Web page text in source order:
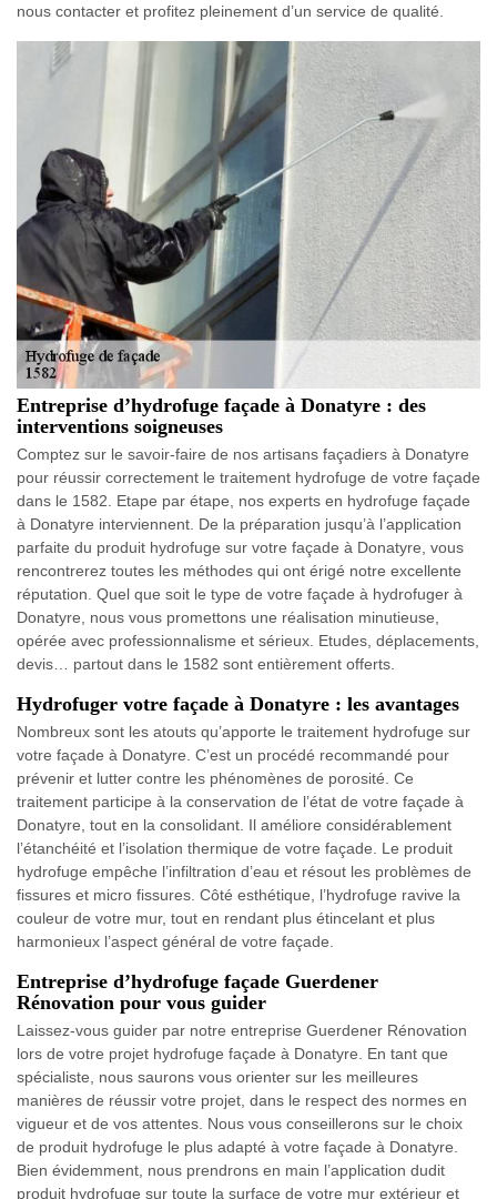
nous contacter et profitez pleinement d’un service de qualité.
Entreprise d’hydrofuge façade à Donatyre : des
interventions soigneuses
Comptez sur le savoir-faire de nos artisans façadiers à Donatyre
pour réussir correctement le traitement hydrofuge de votre façade
dans le 1582. Etape par étape, nos experts en hydrofuge façade
à Donatyre interviennent. De la préparation jusqu’à l’application
parfaite du produit hydrofuge sur votre façade à Donatyre, vous
rencontrerez toutes les méthodes qui ont érigé notre excellente
réputation. Quel que soit le type de votre façade à hydrofuger à
Donatyre, nous vous promettons une réalisation minutieuse,
opérée avec professionnalisme et sérieux. Etudes, déplacements,
devis… partout dans le 1582 sont entièrement offerts.
Hydrofuger votre façade à Donatyre : les avantages
Nombreux sont les atouts qu’apporte le traitement hydrofuge sur
votre façade à Donatyre. C’est un procédé recommandé pour
prévenir et lutter contre les phénomènes de porosité. Ce
traitement participe à la conservation de l’état de votre façade à
Donatyre, tout en la consolidant. Il améliore considérablement
l’étanchéité et l’isolation thermique de votre façade. Le produit
hydrofuge empêche l’infiltration d’eau et résout les problèmes de
fissures et micro fissures. Côté esthétique, l’hydrofuge ravive la
couleur de votre mur, tout en rendant plus étincelant et plus
harmonieux l’aspect général de votre façade.
Entreprise d’hydrofuge façade Guerdener
Rénovation pour vous guider
Laissez-vous guider par notre entreprise Guerdener Rénovation
lors de votre projet hydrofuge façade à Donatyre. En tant que
spécialiste, nous saurons vous orienter sur les meilleures
manières de réussir votre projet, dans le respect des normes en
vigueur et de vos attentes. Nous vous conseillerons sur le choix
de produit hydrofuge le plus adapté à votre façade à Donatyre.
Bien évidemment, nous prendrons en main l’application dudit
produit hydrofuge sur toute la surface de votre mur extérieur et